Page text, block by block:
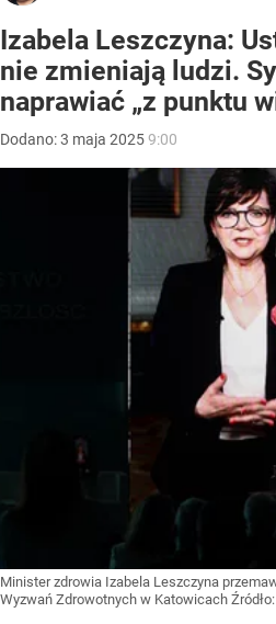
Izabela Leszczyna:
nie zmieniają ludzi.
naprawiać „z punktu
Dodano:3 maja 20259:00
Minister zdrowia Izabela Leszczyna
Wyzwań Zdrowotnych w Katowicach Źródło: